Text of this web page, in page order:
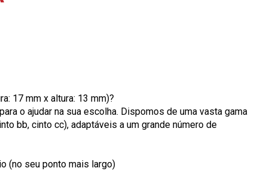
17 mm x altura: 13 mm)?
o ajudar na sua escolha. Dispomos de uma vasta gama
bb, cinto cc), adaptáveis a um grande número de
(no seu ponto mais largo)